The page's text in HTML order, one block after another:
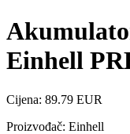
Einhell
Cijena: 89.79 EUR
Proizvođač: Einhell